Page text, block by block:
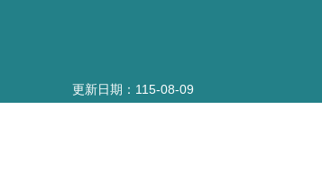
更新日期 115-08-09